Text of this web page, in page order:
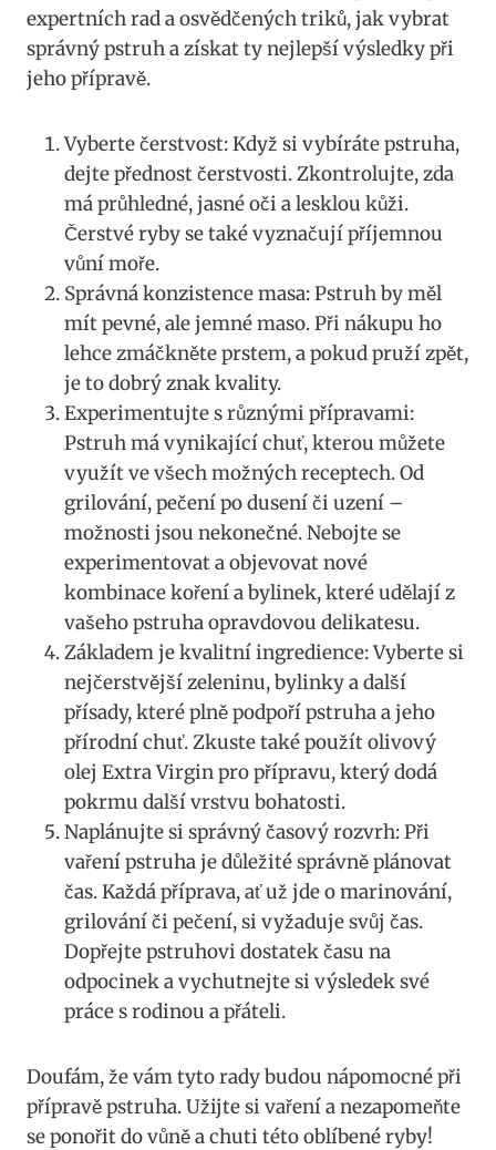
expertních rad⁣ a osvědčených⁤ triků, jak vybrat
‍správný pstruh a získat ty nejlepší⁢ výsledky ⁤při ​
jeho ⁤přípravě.
Vyberte‍ čerstvost: Když si vybíráte pstruha,
dejte přednost čerstvosti. Zkontrolujte,‌ zda
má průhledné, jasné oči a ‌lesklou kůži.
Čerstvé ryby se také vyznačují příjemnou
vůní moře.
Správná konzistence masa: Pstruh by měl
mít pevné, ale​ jemné maso. Při nákupu ho
lehce zmáčkněte prstem, a ‌pokud pruží ‍zpět,​
je to dobrý znak kvality.
Experimentujte s různými přípravami:
Pstruh má vynikající chuť, kterou můžete⁣
využít​ ve všech možných receptech.‌ Od
grilování, pečení⁣ po ​dusení​ či‍ uzení ⁢–
možnosti jsou nekonečné. Nebojte se
experimentovat a objevovat nové
kombinace koření a​ bylinek, které ‍udělají z
‍vašeho pstruha opravdovou ⁢delikatesu.
Základem je ⁣kvalitní⁢ ingredience: ‍Vyberte ⁢si
nejčerstvější⁢ zeleninu, ​bylinky a další
přísady, které⁢ plně podpoří pstruha a jeho
přírodní⁣ chuť. Zkuste také použít olivový
olej Extra Virgin pro přípravu, který dodá
pokrmu⁣ další ​vrstvu bohatosti.
Naplánujte ‌si správný časový rozvrh: Při
vaření⁤ pstruha je důležité‌ správně plánovat
čas. Každá příprava,‍ ať už jde o marinování,
grilování či pečení, si vyžaduje svůj čas.
Dopřejte⁢ pstruhovi ⁣dostatek času na
odpocinek a vychutnejte si výsledek‌ své
‍práce s⁣ rodinou a přáteli.
Doufám, ‍že vám tyto​ rady budou ‌nápomocné při
přípravě pstruha. ⁤Užijte si vaření a nezapomeňte
se ponořit do vůně a chuti této oblíbené ryby!